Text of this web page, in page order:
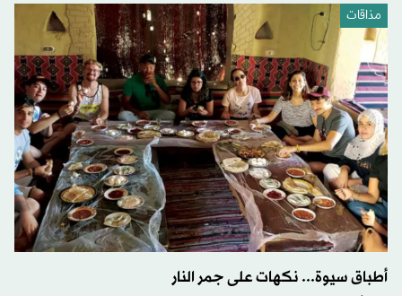
مذاقات
أطباق سيوة... نكهات على جمر النار